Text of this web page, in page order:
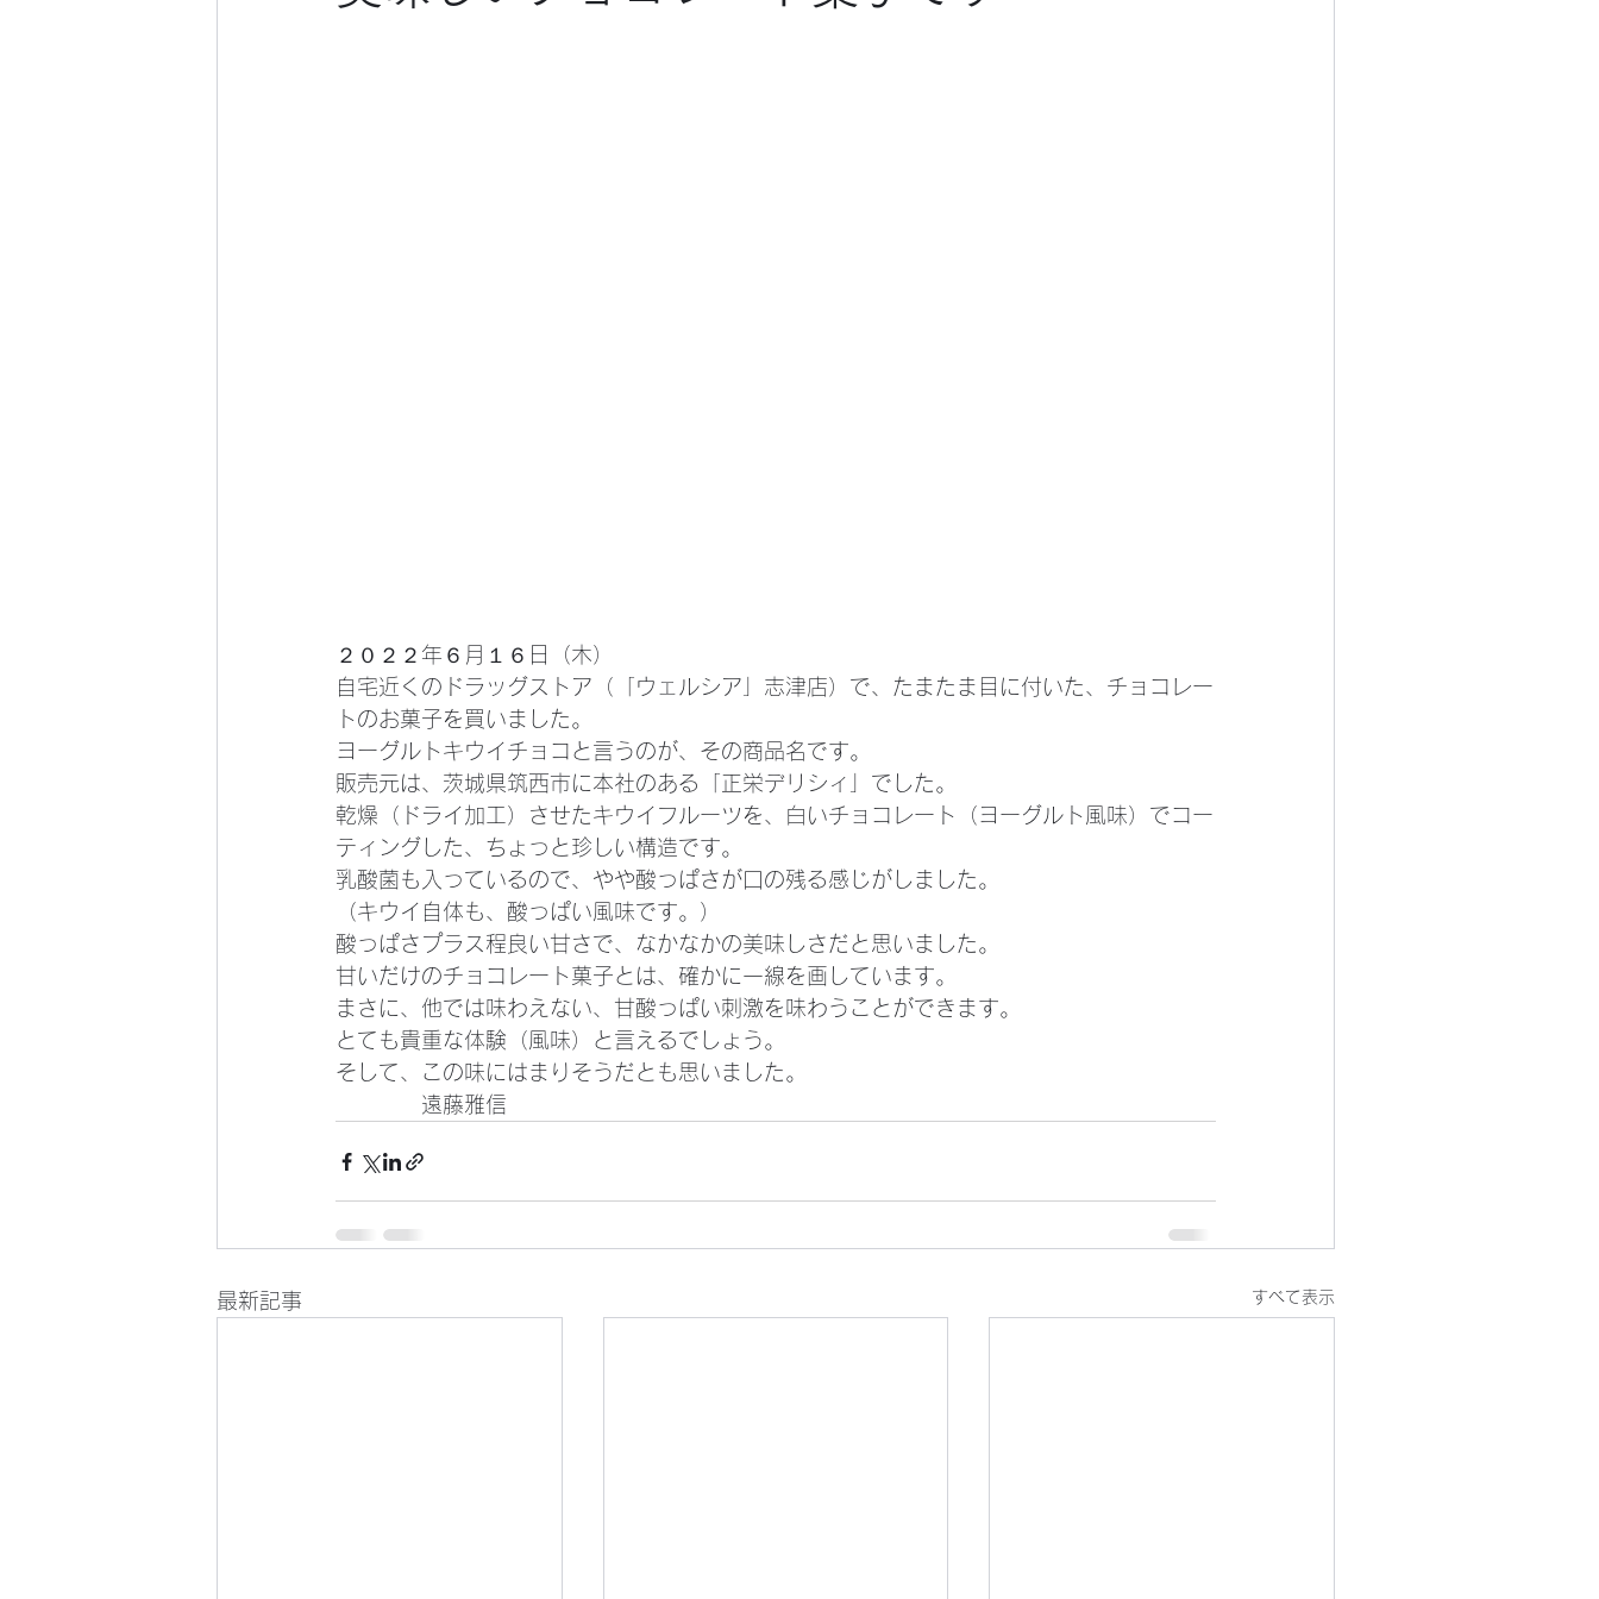
２０２２年６月１６日（木）
自宅近くのドラッグストア（「ウェルシア」志津店）で、たまたま目に付いた、チョコレー
トのお菓子を買いました。
ヨーグルトキウイチョコと言うのが、その商品名です。
販売元は、茨城県筑西市に本社のある「正栄デリシィ」でした。
乾燥（ドライ加工）させたキウイフルーツを、白いチョコレート（ヨーグルト風味）でコー
ティングした、ちょっと珍しい構造です。
乳酸菌も入っているので、やや酸っぱさが口の残る感じがしました。
（キウイ自体も、酸っぱい風味です。）
酸っぱさプラス程良い甘さで、なかなかの美味しさだと思いました。
甘いだけのチョコレート菓子とは、確かに一線を画しています。
まさに、他では味わえない、甘酸っぱい刺激を味わうことができます。
とても貴重な体験（風味）と言えるでしょう。
そして、この味にはまりそうだとも思いました。
遠藤雅信
最新記事 すべて表示